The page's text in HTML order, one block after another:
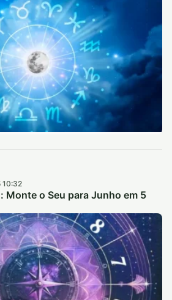
10:32
Monte o Seu para Junho em 5